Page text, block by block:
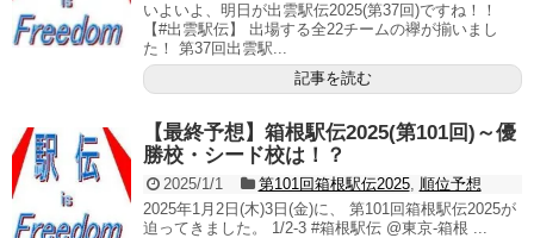
いよいよ、明日が出雲駅伝2025(第37回)ですね！！
【#出雲駅伝】 出場する全22チームの襷が揃いまし
た！ 第37回出雲駅...
記事を読む
【最終予想】箱根駅伝2025(第101回)～優
勝校・シード校は！？
2025/1/1 第101回箱根駅伝2025, 順位予想
2025年1月2日(木)3日(金)に、 第101回箱根駅伝2025が
迫ってきました。 1/2-3 #箱根駅伝 @東京-箱根 ...